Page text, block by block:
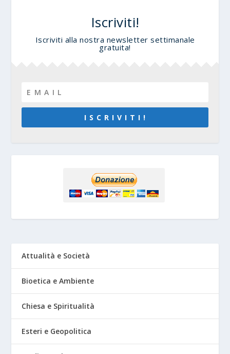
Iscriviti!
Iscriviti alla nostra newsletter settimanale
gratuita!
I S C R I V I T I !
Attualità e Società
Bioetica e Ambiente
Chiesa e Spiritualità
Esteri e Geopolitica